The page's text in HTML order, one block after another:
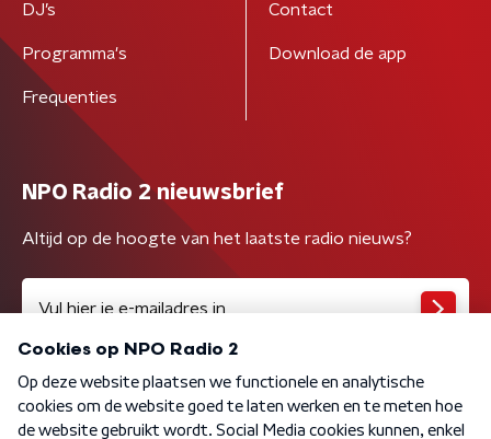
DJ’s
Programma's
Frequenties
Contact
Download de app
NPO Radio 2 nieuwsbrief
Altijd op de hoogte van het laatste radio nieuws?